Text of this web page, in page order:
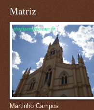
Matriz
Martinho Campos